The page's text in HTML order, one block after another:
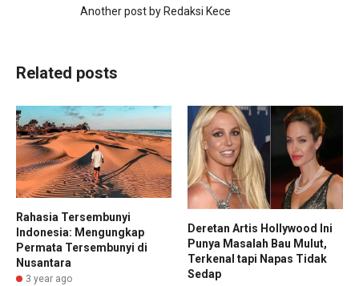
Another post by Redaksi Kece
Related posts
Rahasia Tersembunyi
Indonesia: Mengungkap
Permata Tersembunyi di
Nusantara
3 year ago
Deretan Artis Hollywood Ini
Punya Masalah Bau Mulut,
Terkenal tapi Napas Tidak
Sedap